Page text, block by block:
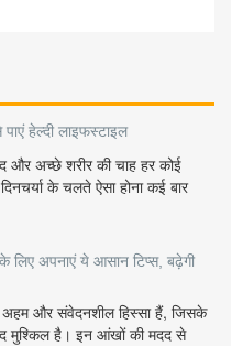
हेल्दी लाइफस्टाइल
अच्छे शरीर की चाह हर कोई
के चलते ऐसा होना कई बार
अपनाएं ये आसान टिप्स, बढ़ेगी
अहम और संवेदनशील हिस्सा हैं, जिसके
मुश्किल है। इन आंखों की मदद से